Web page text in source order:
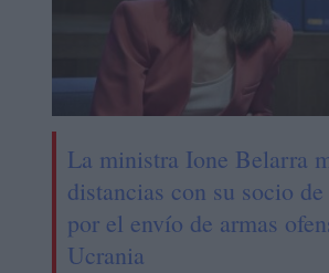
La ministra Ione Belarra
distancias con su socio
por el envío de armas
Ucrania